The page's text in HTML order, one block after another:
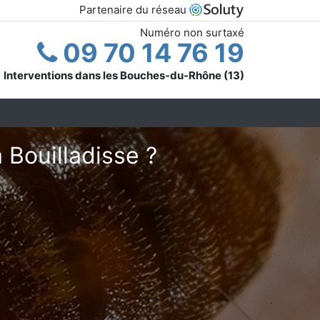
Partenaire du réseau
Numéro non surtaxé
09 70 14 76 19
Interventions dans les Bouches-du-Rhône (13)
?